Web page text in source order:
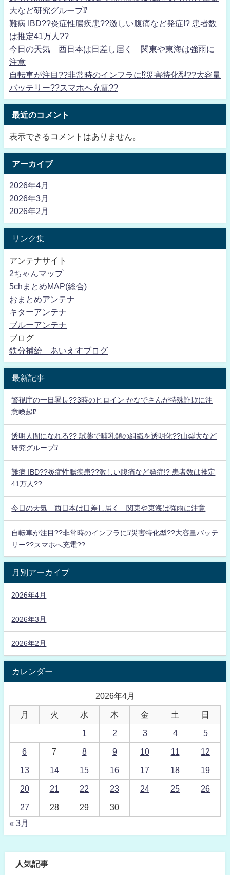
大など研究グループ⁉
難病 IBD??炎症性腸疾患??激しい腹痛など発症!? 患者数
は推定41万人??
今日の天気 西日本は日差し届く 関東や東海は強雨に
注意
自転車が注目??非常時のインフラに⁉災害特化型??大容量
バッテリー??スマホへ充電??
最近のコメント
表示できるコメントはありません。
アーカイブ
2026年4月
2026年3月
2026年2月
リンク集
アンテナサイト
2ちゃんマップ
5chまとめMAP(総合)
おまとめアンテナ
キターアンテナ
ブルーアンテナ
ブログ
鉄分補給 あいえすブログ
最新記事
警視庁の一日署長??3時のヒロイン かなでさんが特殊詐欺に注
意喚起⁉
透明人間になれる?? 試薬で哺乳類の組織を透明化??山梨大など
研究グループ⁉
難病 IBD??炎症性腸疾患??激しい腹痛など発症!? 患者数は推定
41万人??
今日の天気 西日本は日差し届く 関東や東海は強雨に注意
自転車が注目??非常時のインフラに⁉災害特化型??大容量バッテ
リー??スマホへ充電??
月別アーカイブ
2026年4月
2026年3月
2026年2月
カレンダー
2026年4月
月 火 水 木 金 土 日
1 2 3 4 5
6 7 8 9 10 11 12
13 14 15 16 17 18 19
20 21 22 23 24 25 26
27 28 29
30
« 3月
人気記事